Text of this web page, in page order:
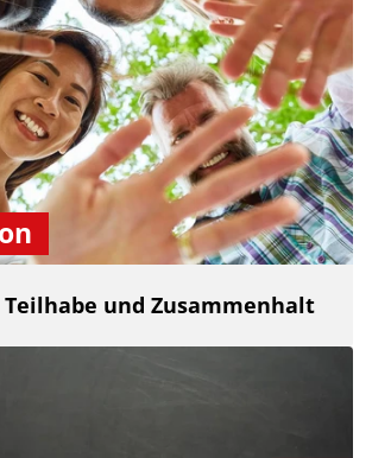
und Zusammenhalt